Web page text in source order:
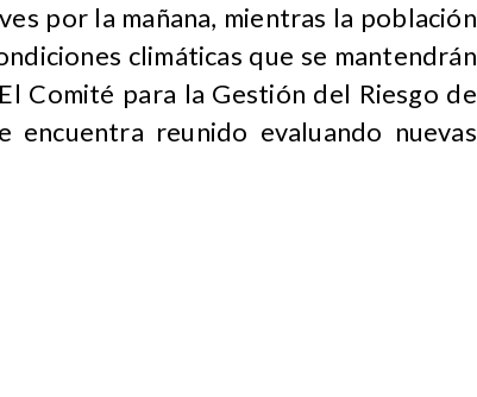
por la mañana, mientras la población
climáticas que se mantendrán
Comité para la Gestión del Riesgo de
encuentra reunido evaluando nuevas